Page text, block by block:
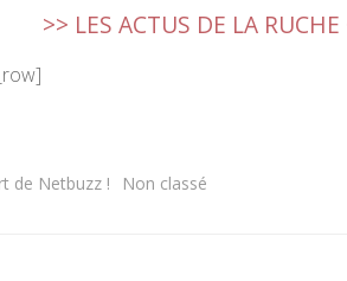
>> LES ACTUS DE LA RUCHE
de Netbuzz ! Non classé